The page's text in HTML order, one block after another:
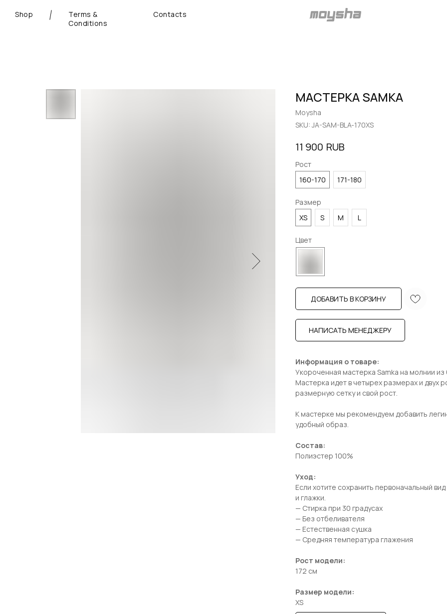
Shop
Terms &
Conditions
Contacts
МАСТЕРКА SAMKA
Moysha
SKU:JA-SAM-BLA-170XS
11 900 RUB
Рост
160-170
171-180
Размер
XS
S M L
Цвет
ДОБАВИТЬ В КОРЗИНУ
НАПИСАТЬ МЕНЕДЖЕРУ
Информация о товаре:
Укороченная мастерка Samka на молнии
Мастерка идет в четырех размерах и двух
размерную сетку и свой рост.
К мастерке мы рекомендуем добавить
удобный образ.
Состав:
Полиэстер 100%
Уход:
Если хотите сохранить первоначальный
и глажки.
— Стирка при 30 градусах
— Без отбеливателя
— Естественная сушка
— Средняя температура глажения
Рост модели:
172 см
Размер модели:
XS